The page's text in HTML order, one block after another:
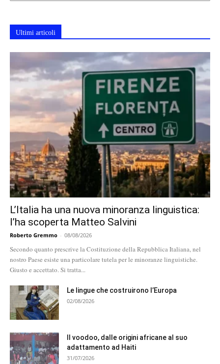
Ultimi articoli
L’Italia ha una nuova minoranza linguistica:
l’ha scoperta Matteo Salvini
Roberto Gremmo - 08/08/2026
Secondo quanto prescrive la Costituzione della Repubblica Italiana, nel
nostro Paese esiste una particolare tutela per le minoranze linguistiche.
Giusto e accettato. Si tratta...
Le lingue che costruirono l’Europa
02/08/2026
Il voodoo, dalle origini africane al suo
adattamento ad Haiti
31/07/2026